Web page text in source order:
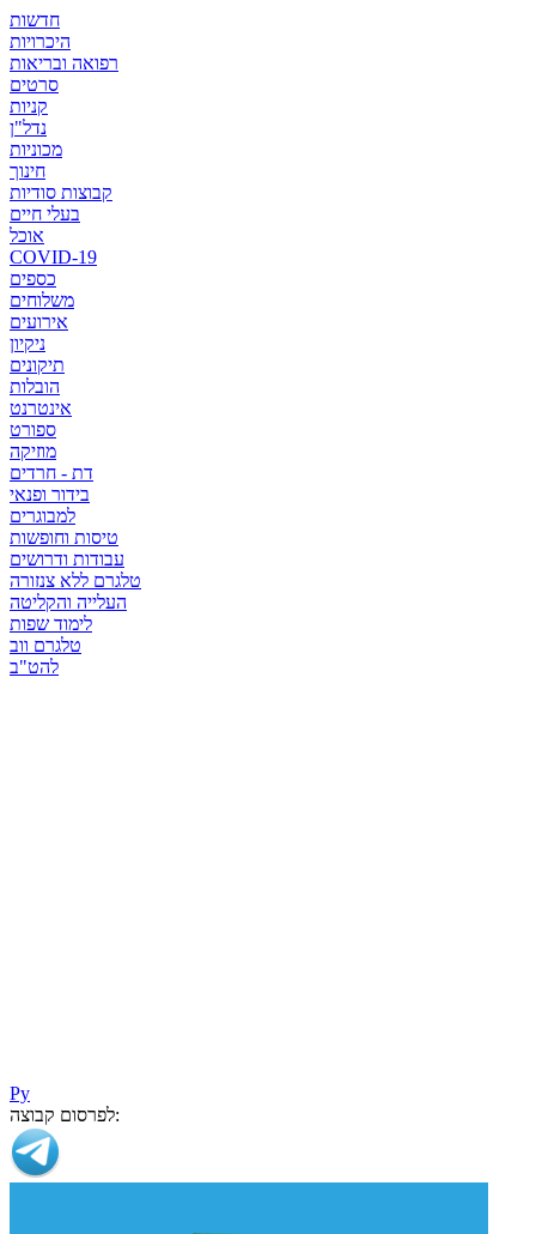
חדשות
היכרויות
רפואה ובריאות
סרטים
קניות
נדל"ן
מכוניות
חינוך
קבוצות סודיות
בעלי חיים
אוכל
COVID-19
כספים
משלוחים
אירועים
ניקיון
תיקונים
הובלות
אינטרנט
ספורט
מוזיקה
דת - חרדים
בידור ופנאי
למבוגרים
טיסות וחופשות
עבודות ודרושים
טלגרם ללא צנזורה
העלייה והקליטה
לימוד שפות
טלגרם ווב
להט"ב
Ру
לפרסום קבוצה: